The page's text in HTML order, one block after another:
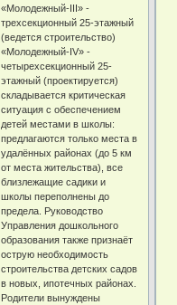
«Молодежный-III» -
трехсекционный 25-этажный
(ведется строительство)
«Молодежный-IV» -
четырехсекционный 25-
этажный (проектируется)
складывается критическая
ситуация с обеспечением
детей местами в школы:
предлагаются только места в
удалённых районах (до 5 км
от места жительства), все
близлежащие садики и
школы переполнены до
предела. Руководство
Управления дошкольного
образования также признаёт
острую необходимость
строительства детских садов
в новых, ипотечных районах.
Родители вынуждены